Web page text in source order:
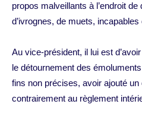
propos malveillants à l’endroit
d’ivrognes, de muets,
Au vice-président, il lui est
le détournement des
fins non précises, avoir ajouté
contrairement au règlement